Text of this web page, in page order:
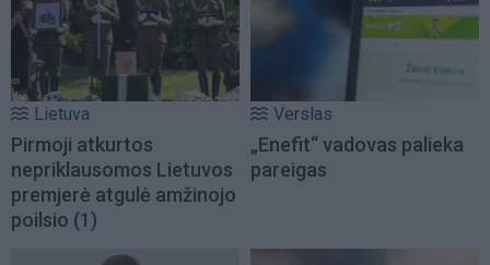
Lietuva
Pirmoji atkurtos
nepriklausomos Lietuvos
premjerė atgulė amžinojo
poilsio (1)
Verslas
„Enefit“ vadovas palieka
pareigas